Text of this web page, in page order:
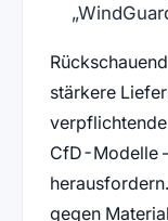
stärkere
CfD-Modelle
gegen